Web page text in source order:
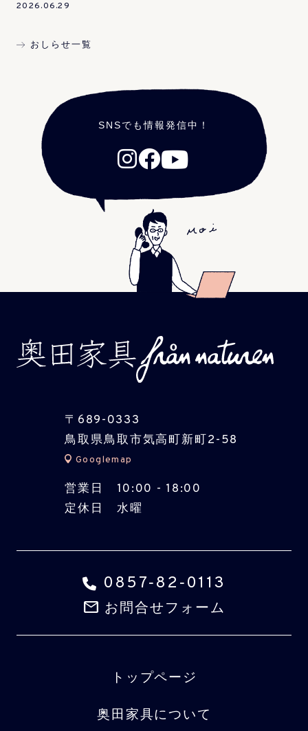
SNSでも情報発信中！
2026.06.29
おしらせ一覧
〒 689-0333
鳥取県鳥取市気高町新町2-58
Googlemap
営業日 10:00 - 18:00
定休日 水曜
0857‐82‐0113
mail お問合せフォーム
トップページ
奥田家具について